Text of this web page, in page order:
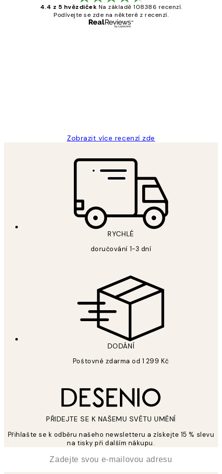
4.4 z 5 hvězdiček Na základě 108386 recenzí.
Podívejte se zde na některé z recenzí.
Zobrazit více recenzí zde
RYCHLÉ
doručování 1-3 dní
DODÁNÍ
Poštovné zdarma od 1 299 Kč
PŘIDEJTE SE K NAŠEMU SVĚTU UMĚNÍ
Přihlašte se k odběru našeho newsletteru a získejte 15 % slevu
na tisky při dalším nákupu.